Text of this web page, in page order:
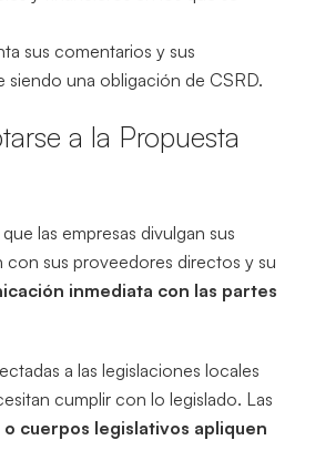
sus comentarios y sus
siendo una obligación de CSRD.
a la Propuesta
las empresas divulgan sus
sus proveedores directos y su
inmediata con las partes
a las legislaciones locales
cumplir con lo legislado. Las
cuerpos legislativos apliquen